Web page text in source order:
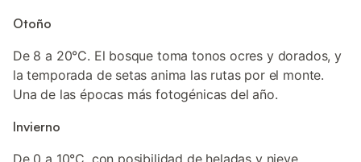
Otoño
De 8 a 20°C. El bosque toma tonos ocres y dorados, y
la temporada de setas anima las rutas por el monte.
Una de las épocas más fotogénicas del año.
Invierno
De 0 a 10°C, con posibilidad de heladas y nieve